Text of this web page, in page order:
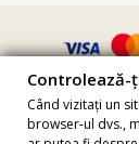
Când vizitați un
browser-ul dvs.,